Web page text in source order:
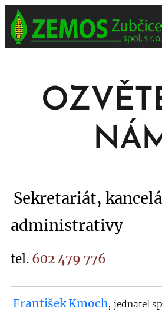
Sekretariát,
administrativy
tel. 602 479 776
František Kmoch, jednatel